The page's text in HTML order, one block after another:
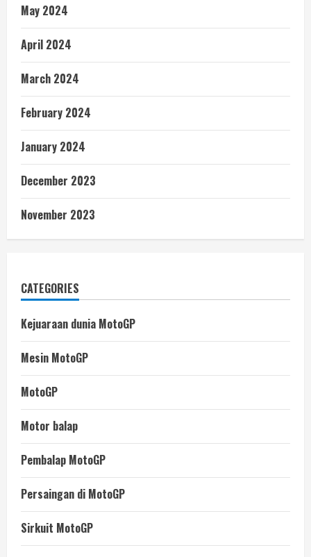
May 2024
April 2024
March 2024
February 2024
January 2024
December 2023
November 2023
CATEGORIES
Kejuaraan dunia MotoGP
Mesin MotoGP
MotoGP
Motor balap
Pembalap MotoGP
Persaingan di MotoGP
Sirkuit MotoGP